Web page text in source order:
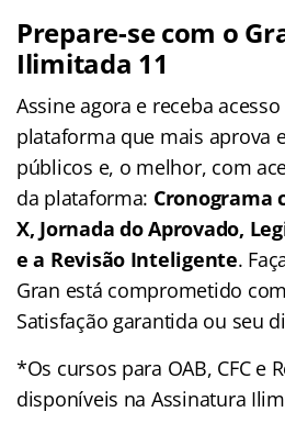
Prepare-se com o
Ilimitada 11
Assine agora e receba acesso
plataforma que mais aprova
públicos e, o melhor, com
da plataforma: Cronograma
X, Jornada do Aprovado,
e a Revisão Inteligente.
Gran está comprometido
Satisfação garantida ou seu
*Os cursos para OAB, CFC e
disponíveis na Assinatura